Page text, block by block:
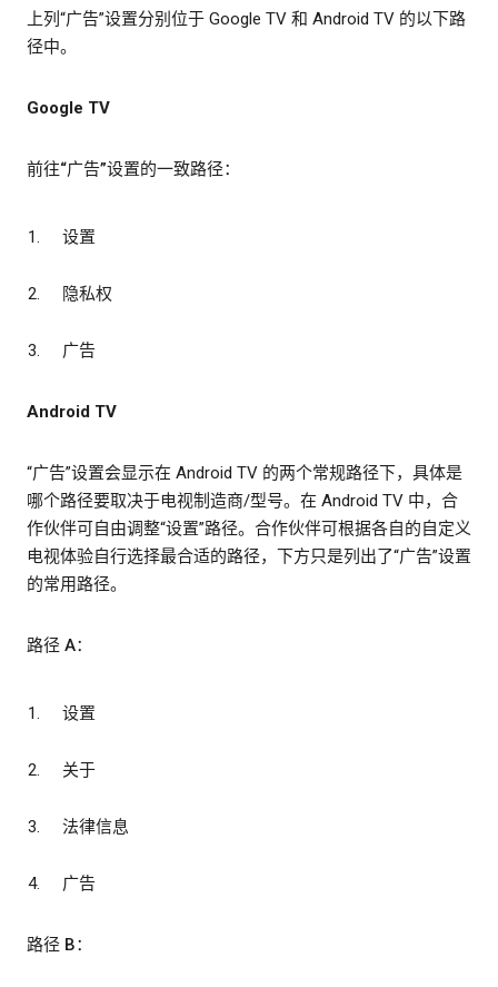
上列“广告”设置分别位于 Google TV 和 Android TV 的以下路
径中。
Google TV
前往“广告”设置的一致路径：
设置
隐私权
广告
Android TV
“广告”设置会显示在 Android TV 的两个常规路径下，具体是
哪个路径要取决于电视制造商/型号。在 Android TV 中，合
作伙伴可自由调整“设置”路径。合作伙伴可根据各自的自定义
电视体验自行选择最合适的路径，下方只是列出了“广告”设置
的常用路径。
路径 A：
设置
关于
法律信息
广告
路径 B：